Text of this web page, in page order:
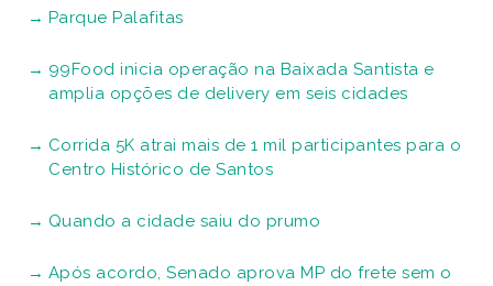
Parque Palafitas
99Food inicia operação na Baixada Santista e
amplia opções de delivery em seis cidades
Corrida 5K atrai mais de 1 mil participantes para o
Centro Histórico de Santos
Quando a cidade saiu do prumo
Após acordo, Senado aprova MP do frete sem o